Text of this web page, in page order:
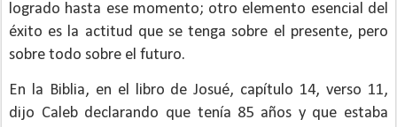
logrado hasta ese momento; otro elemento esencial del
éxito es la actitud que se tenga sobre el presente, pero
sobre todo sobre el futuro.
En la Biblia, en el libro de Josué, capítulo 14, verso 11,
dijo Caleb declarando que tenía 85 años y que estaba